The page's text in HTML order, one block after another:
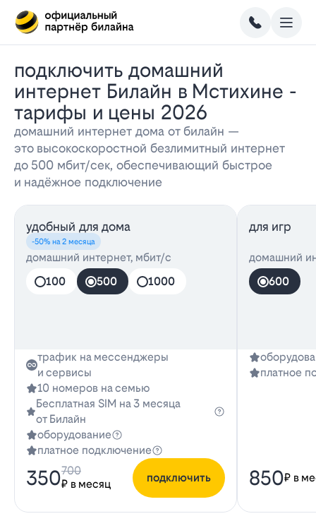
Подключить домашний
интернет Билайн в Мстихине -
тарифы и цены 2026
домашний интернет дома от билайн —
это высокоскоростной безлимитный интернет
до 500 мбит/сек, обеспечивающий быстрое
и надёжное подключение
удобный для дома
-50% на 2 месяца
домашний интернет, мбит/с
100
500 1000
трафик на мессенджеры
и сервисы
10 номеров на семью
Бесплатная SIM на 3 месяца
от Билайн
оборудование
платное подключение
350₽ в месяц
700
подключить
для игр
домашний
600
платное
850₽ в